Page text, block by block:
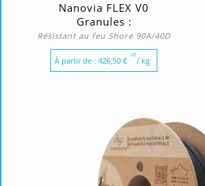
Nanovia FLEX V0
Granules :
Résistant au feu Shore 90A/40D
À partir de :426,50€
HT
/ kg